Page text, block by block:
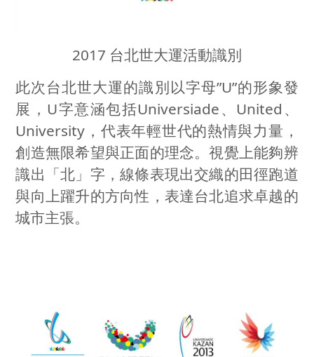
2017 台北世大運活動識別
此次台北世大運的識別以字母”U”的形象發
展， U字意涵包括Universiade、 United 、
University ，代表年輕世代的熱情與力量，
創造無限希望與正面的理念。視覺上能夠辨
識出「北」字，線條表現出交織的田徑跑道
與向上躍升的方向性，表達台北追求卓越的
城市主張。